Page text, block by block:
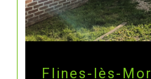
Flines-lès-